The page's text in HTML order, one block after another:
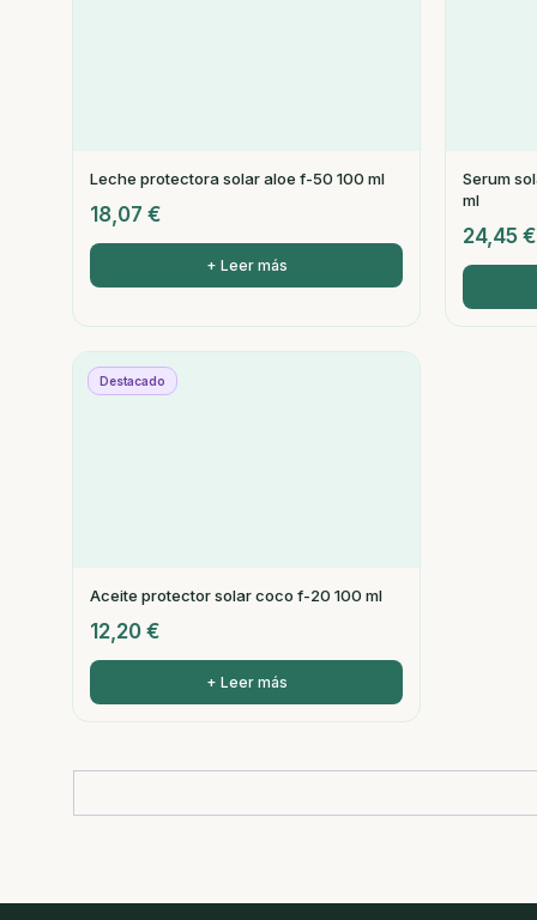
Leche protectora solar aloe f-50 100 ml
18,07 €
+ Leer más
Serum
ml
24,45 €
Destacado
Aceite protector solar coco f-20 100 ml
12,20 €
+ Leer más